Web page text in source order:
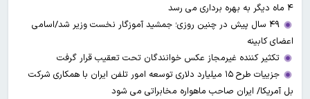
۴ ماه دیگر به بهره برداری می رسد
۴۹ سال پیش در چنین روزی؛ جمشید آموزگار نخست وزیر شد/اسامی
اعضای کابینه
تکثیر کننده غیرمجاز عکس خوانندگان تحت تعقیب قرار گرفت
جزییات طرح ۱۵ میلیارد دلاری توسعه امور تلفن ایران با همکاری شرکت
بل آمریکا/ ایران صاحب ماهواره مخابراتی می شود